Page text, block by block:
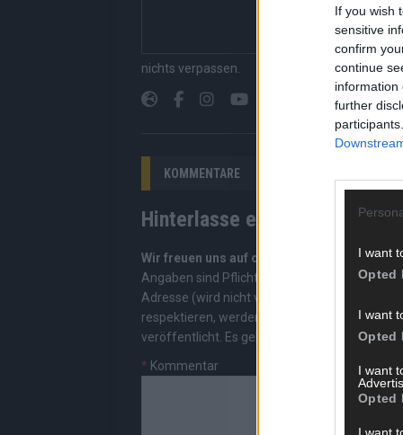
If you wish
sensitive
confirm
continue
information
further
I want
Opted
I want
Opted
I want
Opted
I want
bringen dir die
Redaktion kuratiert
Suchen, kein
nichts verpassen.
KOMMENTARE
Hinterlasse einen Kommentar
Wir freuen uns auf deinen Beitrag!
Angaben sind Pflichtfelder. Bitte nutze
Adresse (wird nicht veröffentlicht). Wir
respektieren, werden freigeschaltet;
veröffentlicht. Es gelten unsere
* Kommentar